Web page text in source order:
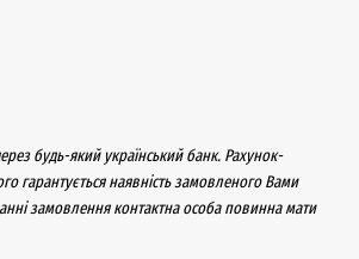
будь-який український банк. Рахунок-
гарантується наявність замовленого Вами
замовлення контактна особа повинна мати